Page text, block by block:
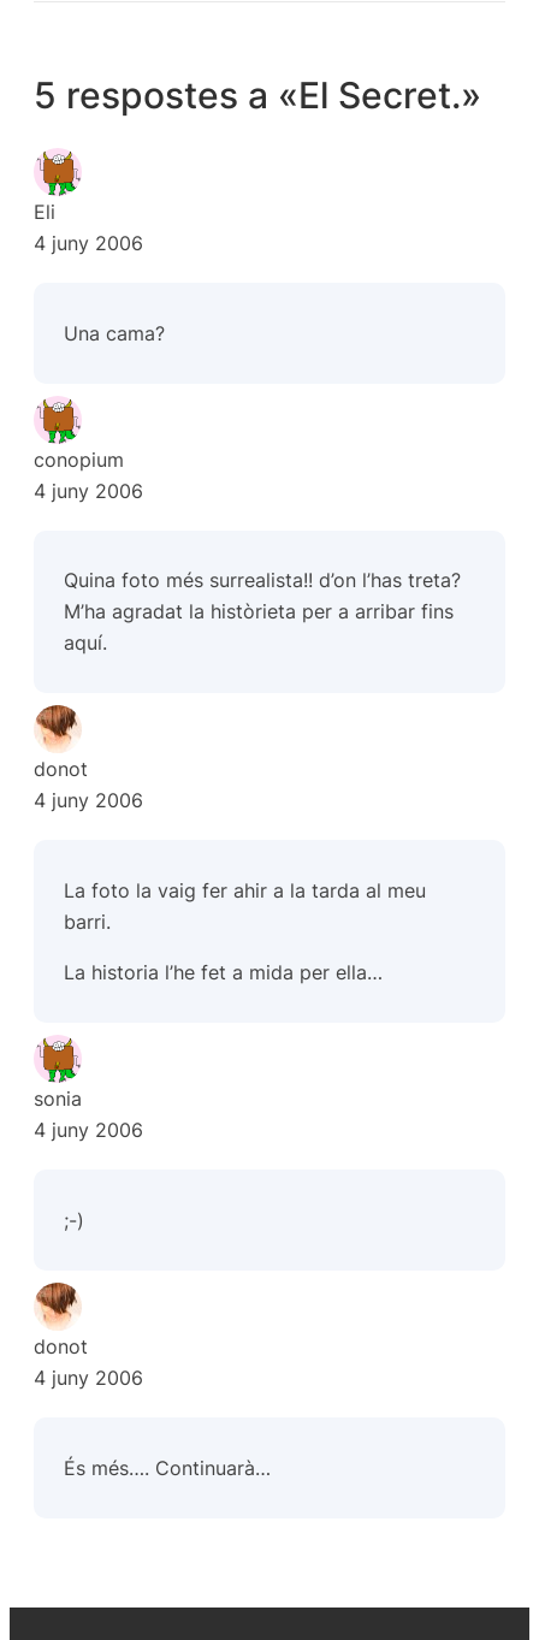
5 respostes a «El Secret.»
Eli
4 juny 2006
Una cama?
conopium
4 juny 2006
Quina foto més surrealista!! d’on l’has treta?
M’ha agradat la històrieta per a arribar fins
aquí.
donot
4 juny 2006
La foto la vaig fer ahir a la tarda al meu
barri.
La historia l’he fet a mida per ella…
sonia
4 juny 2006
;-)
donot
4 juny 2006
És més…. Continuarà…